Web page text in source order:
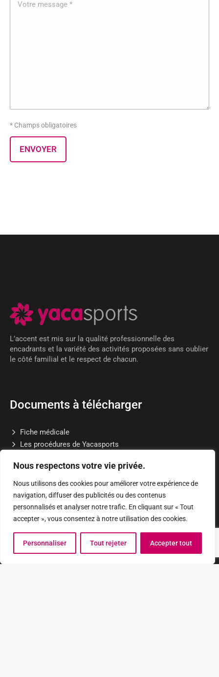
Nous respectons votre vie privée.
Nous utilisons des cookies pour améliorer votre expérience de
navigation, diffuser des publicités ou des contenus
personnalisés et analyser notre trafic. En cliquant sur « Tout
accepter », vous consentez à notre utilisation des cookies.
Personnaliser Tout rejeter Accepter tout
* Champs obligatoires
L’accent est mis sur la qualité professionnelle des
encadrants et la variété des activités proposées sans oublier
le côté familial et le respect de chacun.
Documents à télécharger
Fiche médicale
Les procédures de Yacasports
Projet pédagogique
Coordonnées
Yacasports asbl
Adresse: Rue Wayez 5 Braine-l’Alleud 1420
Informations :info@yacasports.be
Mercredi de 13h30 à 18h00